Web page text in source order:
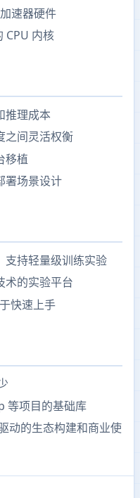
速器硬件
CPU 内核
推理成本
之间灵活权衡
移植
署场景设计
支持轻量级训练实验
术的实验平台
快速上手
等项目的基础库
动的生态构建和商业使